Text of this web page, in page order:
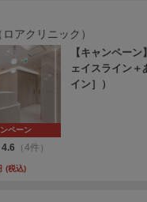
アクリニック）
ペーン
【キャンペー
ェイスライン
イン］）
4.6 （4件）
(税込)